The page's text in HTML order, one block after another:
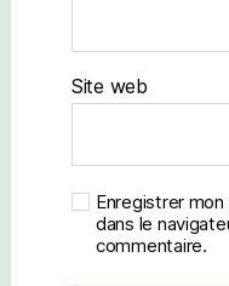
Site web
Enregistrer
dans le
commentaire.